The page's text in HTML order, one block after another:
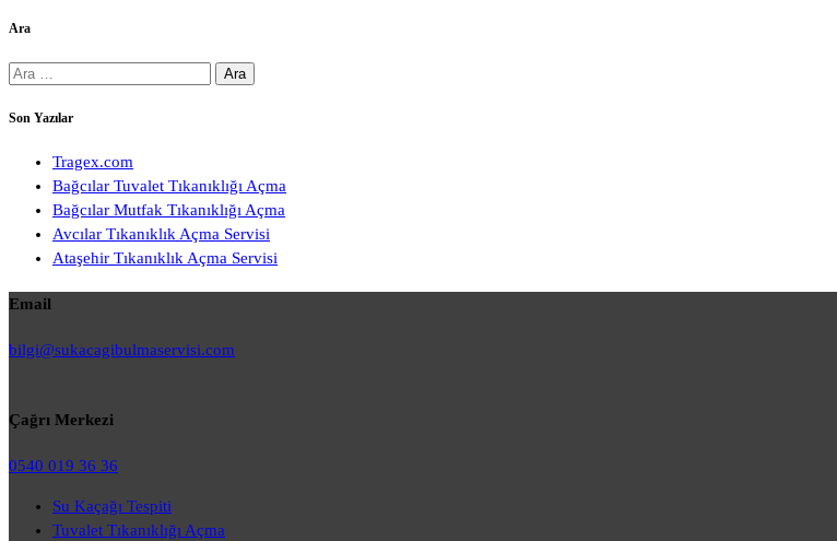
Ara
Arama:
Son Yazılar
Tragex.com
Bağcılar Tuvalet Tıkanıklığı Açma
Bağcılar Mutfak Tıkanıklığı Açma
Avcılar Tıkanıklık Açma Servisi
Ataşehir Tıkanıklık Açma Servisi
Email
bilgi@sukacagibulmaservisi.com
Çağrı Merkezi
0540 019 36 36
Su Kaçağı Tespiti
Tuvalet Tıkanıklığı Açma